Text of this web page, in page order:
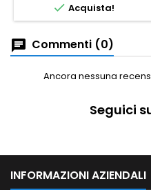
 Acquista!
Commenti (0)
Ancora nessuna
Seguici
INFORMAZIONI AZIENDALI